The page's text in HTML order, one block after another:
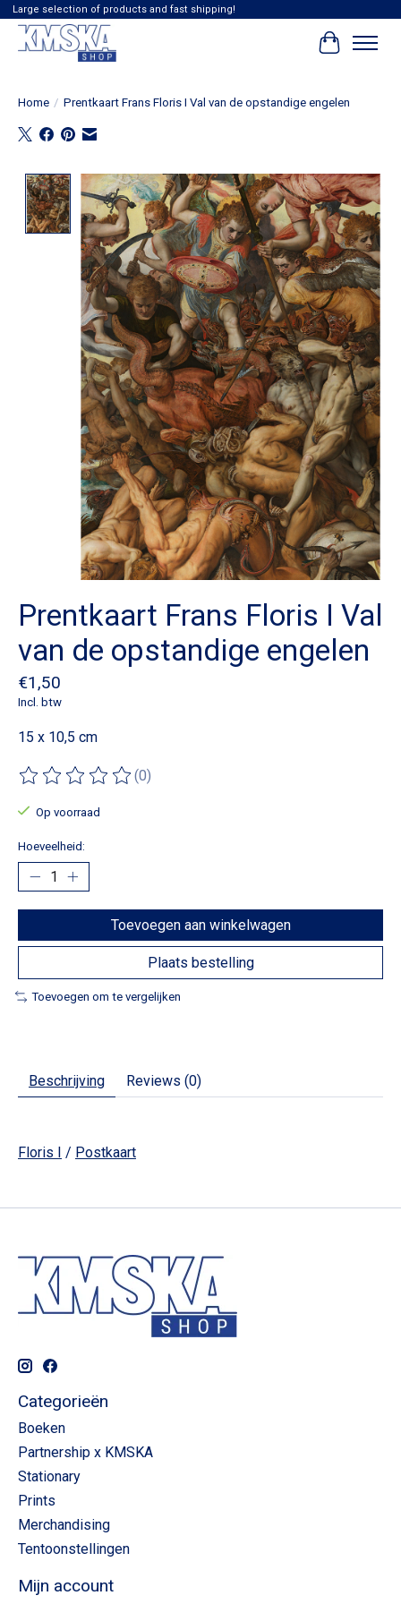
Large selection of products and fast shipping!
Home / Prentkaart Frans Floris I Val van de opstandige engelen
Product image slideshow Items
Prentkaart Frans Floris I Val
van de opstandige engelen
€1,50
Incl. btw
15 x 10,5 cm
De beoordeling van dit product is
(0)
Op voorraad
Hoeveelheid:
Toevoegen aan winkelwagen
Plaats bestelling
Toevoegen om te vergelijken
Beschrijving Reviews (0)
Floris I / Postkaart
Categorieën
Boeken
Partnership x KMSKA
Stationary
Prints
Merchandising
Tentoonstellingen
Mijn account